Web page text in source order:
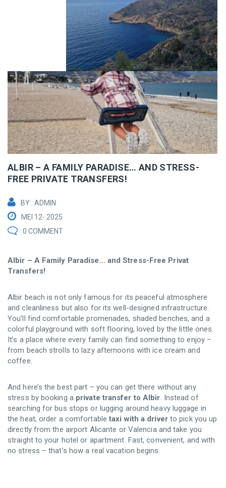
ALBIR – A FAMILY PARADISE… AND STRESS-
FREE PRIVATE TRANSFERS!
BY : ADMIN
MEI 12- 2025
0 COMMENT
Albir – A Family Paradise… and Stress-Free Privat
Transfers!
Albir beach is not only famous for its peaceful atmosphere
and cleanliness but also for its well-designed infrastructure.
You’ll find comfortable promenades, shaded benches, and a
colorful playground with soft flooring, loved by the little ones.
It’s a place where every family can find something to enjoy –
from beach strolls to lazy afternoons with ice cream and
coffee.
And here’s the best part – you can get there without any
stress by booking a private transfer to Albir. Instead of
searching for bus stops or lugging around heavy luggage in
the heat, order a comfortabletaxi with a driverto pick you up
directly from the airport Alicante or Valencia and take you
straight to your hotel or apartment. Fast, convenient, and with
no stress – that’s how a real vacation begins.